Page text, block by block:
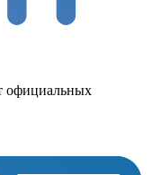
официальных